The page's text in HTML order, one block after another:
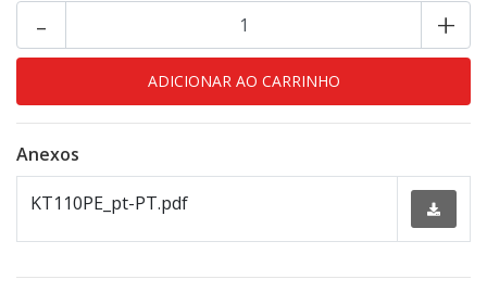
+
-
Anexos
KT110PE_pt-PT.pdf